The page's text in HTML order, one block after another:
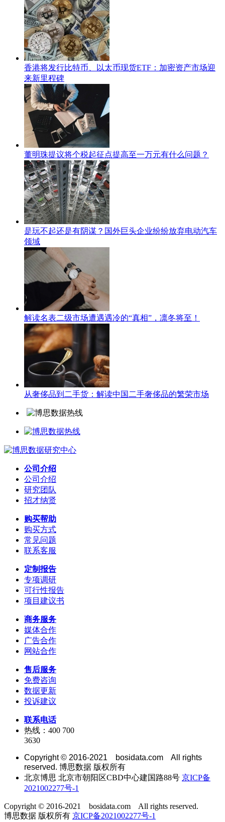
香港将发行比特币、以太币现货ETF：加密资产市场迎
来新里程碑
董明珠提议将个税起征点提高至一万元有什么问题？
是玩不起还是有阴谋？国外巨头企业纷纷放弃电动汽车
领域
解读名表二级市场遭遇遇冷的“真相”，凛冬将至！
从奢侈品到二手货：解读中国二手奢侈品的繁荣市场
公司介绍
公司介绍
研究团队
招才纳贤
购买帮助
购买方式
常见问题
联系客服
定制报告
专项调研
可行性报告
项目建议书
商务服务
媒体合作
广告合作
网站合作
售后服务
免费咨询
数据更新
投诉建议
联系电话
热线：400 700
3630
Copyright © 2016-2021 bosidata.com All rights
reserved. 博思数据 版权所有
北京博思 北京市朝阳区CBD中心建国路88号 京ICP备
2021002277号-1
Copyright © 2016-2021 bosidata.com All rights reserved.
博思数据 版权所有 京ICP备2021002277号-1